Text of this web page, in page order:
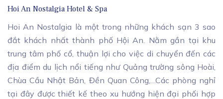
Hoi An Nostalgia Hotel & Spa
Hoi An Nostalgia là một trong những khách sạn 3 sao
đắt khách nhất thành phố Hội An. Nằm gần tại khu
trung tâm phố cổ, thuận lợi cho việc di chuyển đến các
địa điểm du lịch nổi tiếng như Quảng trường sông Hoài,
Chùa Cầu Nhật Bản, Đền Quan Công,…Các phòng nghỉ
tại đây được thiết kế theo xu hướng hiện đại phối hợp